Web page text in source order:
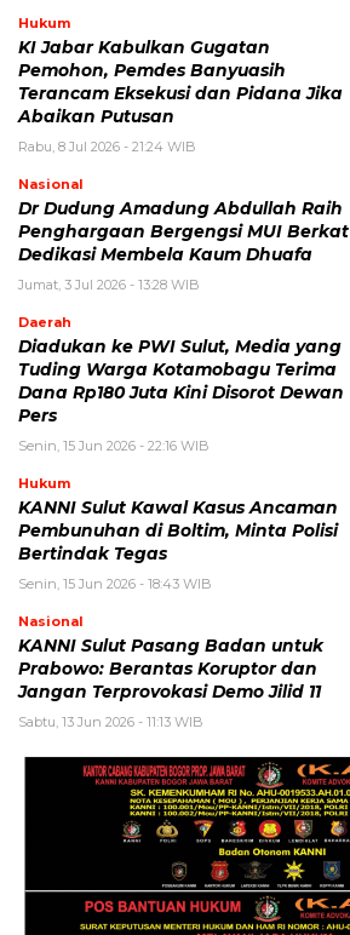
Hukum
KI Jabar Kabulkan Gugatan
Pemohon, Pemdes Banyuasih
Terancam Eksekusi dan Pidana Jika
Abaikan Putusan
Rabu, 8 Jul 2026 - 21:24 WIB
Nasional
Dr Dudung Amadung Abdullah Raih
Penghargaan Bergengsi MUI Berkat
Dedikasi Membela Kaum Dhuafa
Jumat, 3 Jul 2026 - 13:28 WIB
Daerah
Diadukan ke PWI Sulut, Media yang
Tuding Warga Kotamobagu Terima
Dana Rp180 Juta Kini Disorot Dewan
Pers
Senin, 15 Jun 2026 - 22:16 WIB
Hukum
KANNI Sulut Kawal Kasus Ancaman
Pembunuhan di Boltim, Minta Polisi
Bertindak Tegas
Senin, 15 Jun 2026 - 18:43 WIB
Nasional
KANNI Sulut Pasang Badan untuk
Prabowo: Berantas Koruptor dan
Jangan Terprovokasi Demo Jilid 11
Sabtu, 13 Jun 2026 - 11:13 WIB